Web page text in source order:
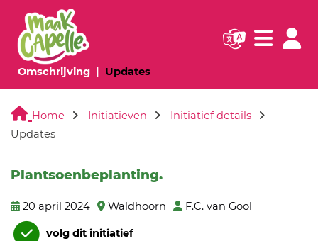
Omschrijving(huidige pagina)
Updates(huidige pagina)
Navigatie
Home Initiatieven
Initiatief details
Updates
Plantsoenbeplanting.
20 april 2024 Waldhoorn F.C. van Gool
volg dit initiatief